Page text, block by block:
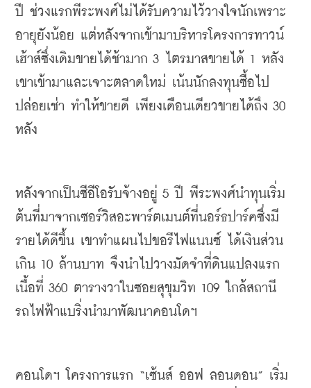
ปี
ช่วงแรกพีระพงศ์ไม่ได้รับความไว้วางใจนักเพราะ
อายุยังน้อย แต่หลังจากเข้ามาบริหารโครงการทาวน์
เฮ้าส์ซึ่งเดิมขายได้ช้ามาก 3 ไตรมาสขายได้ 1 หลัง
เขาเข้ามาและเจาะตลาดใหม่ เน้นนักลงทุนซื้อไป
ปล่อยเช่า ทำให้ขายดี เพียงเดือนเดียวขายได้ถึง
หลัง
หลังจากเป็นซีอีโอรับจ้างอยู่ 5 ปี
พีระพงศ์นำทุนเริ่ม
ต้นที่มาจากเซอร์วิสอะพาร์ตเมนต์ที่นอร์ธปาร์คซึ่งมี
รายได้ดีขึ้น เขาทำแผนไปขอรีไฟแนนซ์
ได้เงินส่วน
เกิน 10 ล้านบาท จึงนำไปวางมัดจำที่ดินแปลงแรก
เนื้อที่ 360 ตารางวาในซอยสุขุมวิท 109
ใกล้สถานี
รถไฟฟ้าแบริ่งนำมาพัฒนาคอนโดฯ
คอนโดฯ โครงการแรก “เซ้นส์ ออฟ ลอนดอน” เริ่ม